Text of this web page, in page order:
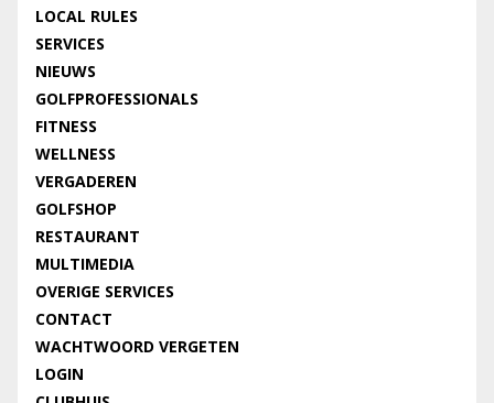
LOCAL RULES
SERVICES
NIEUWS
GOLFPROFESSIONALS
FITNESS
WELLNESS
VERGADEREN
GOLFSHOP
RESTAURANT
MULTIMEDIA
OVERIGE SERVICES
CONTACT
WACHTWOORD VERGETEN
LOGIN